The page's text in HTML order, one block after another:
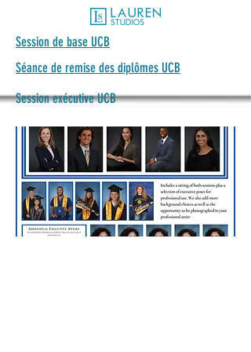
Session de base UCB
Séance de remise des diplômes UCB
Session exécutive UCB